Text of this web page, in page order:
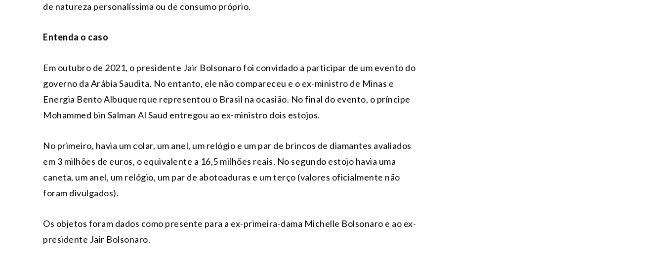
de natureza personalíssima ou de consumo próprio.
Entenda o caso
Em outubro de 2021, o presidente Jair Bolsonaro foi convidado a participar de um evento do
governo da Arábia Saudita. No entanto, ele não compareceu e o ex-ministro de Minas e
Energia Bento Albuquerque representou o Brasil na ocasião. No final do evento, o príncipe
Mohammed bin Salman Al Saud entregou ao ex-ministro dois estojos.
No primeiro, havia um colar, um anel, um relógio e um par de brincos de diamantes avaliados
em 3 milhões de euros, o equivalente a 16,5 milhões reais. No segundo estojo havia uma
caneta, um anel, um relógio, um par de abotoaduras e um terço (valores oficialmente não
foram divulgados).
Os objetos foram dados como presente para a ex-primeira-dama Michelle Bolsonaro e ao ex-
presidente Jair Bolsonaro.